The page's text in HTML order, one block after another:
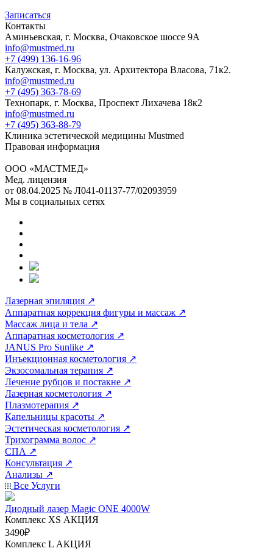
Записаться
Контакты
Аминьевская, г. Москва, Очаковское шоссе 9А
info@mustmed.ru
+7 (499) 136-16-96
Калужская, г. Москва, ул. Архитектора Власова, 71к2.
info@mustmed.ru
+7 (495) 363-78-69
Технопарк, г. Москва, Проспект Лихачева 18к2
info@mustmed.ru
+7 (495) 363-88-79
Клиника эстетической медицины Mustmed
Правовая информация
ООО «МАСТМЕД»
Мед. лицензия
от 08.04.2025 № Л041-01137-77/02093959
Мы в социальных сетях
Лазерная эпиляция ↗
Аппаратная коррекция фигуры и массаж ↗
Массаж лица и тела ↗
Аппаратная косметология ↗
JANUS Pro Sunlike ↗
Инъекционная косметология ↗
Экзосомальная терапия ↗
Лечение рубцов и постакне ↗
Лазерная косметология ↗
Плазмотерапия ↗
Капельницы красоты ↗
Эстетическая косметология ↗
Трихограмма волос ↗
СПА ↗
Консультация ↗
Анализы ↗
Все Услуги
Диодный лазер Magic ONE 4000W
Комплекс ХS АКЦИЯ
3490₽
Комплекс L АКЦИЯ